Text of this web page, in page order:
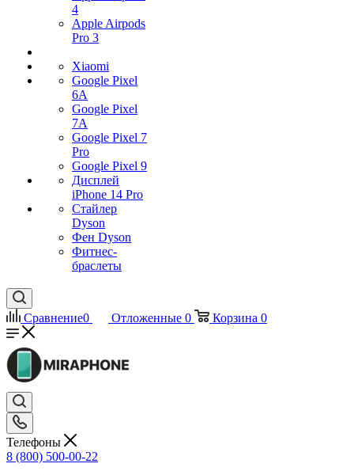
4
Apple Airpods
Pro 3
Xiaomi
Google Pixel
6A
Google Pixel
7А
Google Pixel 7
Pro
Google Pixel 9
Дисплей
iPhone 14 Pro
Стайлер
Dyson
Фен Dyson
Фитнес-
браслеты
Сравнение0 Отложенные 0 Корзина 0
Телефоны
8 (800) 500-00-22